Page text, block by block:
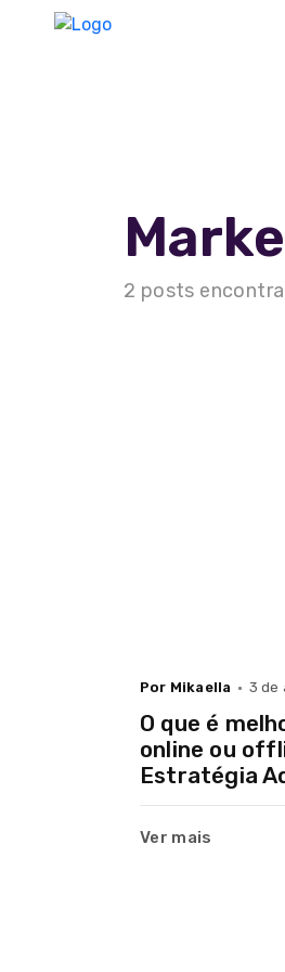
Home
Contato
2 posts
Por Mikaella 3 de
O que é
online ou
Estratégia
Ver mais